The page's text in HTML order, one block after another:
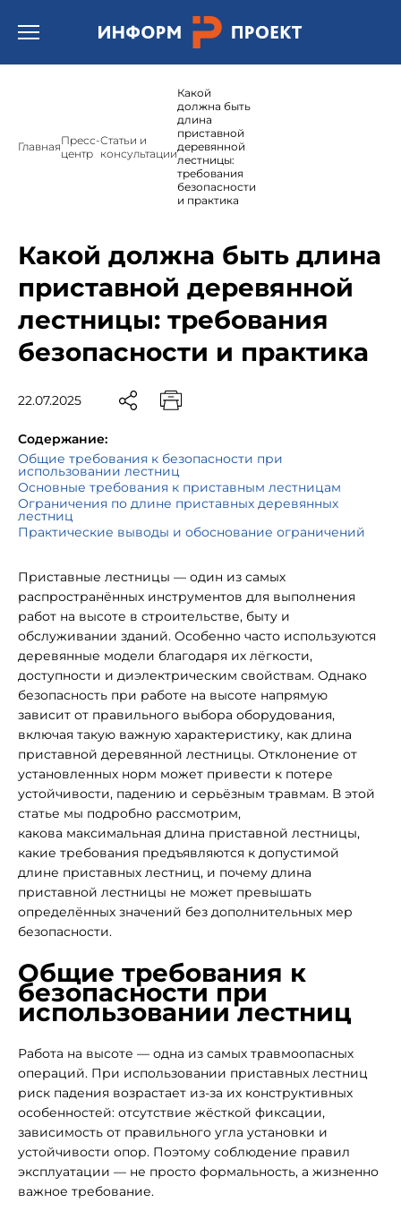
Открыть бургер меню.
ГлавнаяПресс-
центр
Статьи и
консультации
Какой
должна быть
длина
приставной
деревянной
лестницы:
требования
безопасности
и практика
Какой должна быть длина
приставной деревянной
лестницы: требования
безопасности и практика
22.07.2025
Содержание:
Общие требования к безопасности при
использовании лестниц
Основные требования к приставным лестницам
Ограничения по длине приставных деревянных
лестниц
Практические выводы и обоснование ограничений
Приставные лестницы — один из самых
распространённых инструментов для выполнения
работ на высоте в строительстве, быту и
обслуживании зданий. Особенно часто используются
деревянные модели благодаря их лёгкости,
доступности и диэлектрическим свойствам. Однако
безопасность при работе на высоте напрямую
зависит от правильного выбора оборудования,
включая такую важную характеристику, как длина
приставной деревянной лестницы. Отклонение от
установленных норм может привести к потере
устойчивости, падению и серьёзным травмам. В этой
статье мы подробно рассмотрим,
какова максимальная длина приставной лестницы,
какие требования предъявляются к допустимой
длине приставных лестниц, и почему длина
приставной лестницы не может превышать
определённых значений без дополнительных мер
безопасности.
Общие требования к
безопасности при
использовании лестниц
Работа на высоте — одна из самых травмоопасных
операций. При использовании приставных лестниц
риск падения возрастает из-за их конструктивных
особенностей: отсутствие жёсткой фиксации,
зависимость от правильного угла установки и
устойчивости опор. Поэтому соблюдение правил
эксплуатации — не просто формальность, а жизненно
важное требование.